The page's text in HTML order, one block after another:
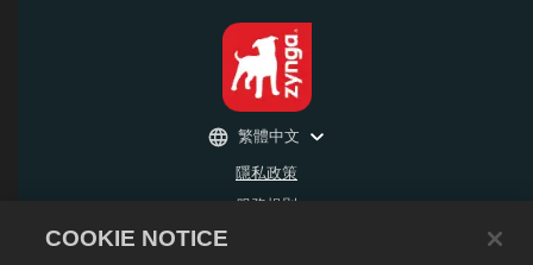
隱私政策
服務規則
不得出售或分享我的個人資訊
繁體中文
COOKIE NOTICE